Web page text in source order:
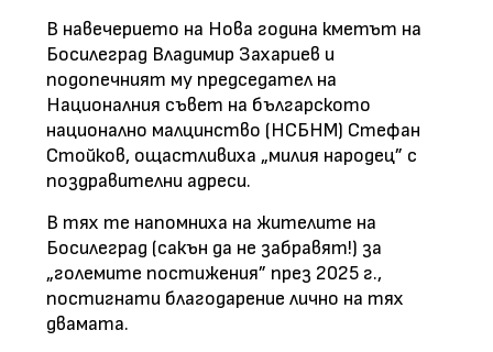
В навечерието на Нова година кметът на
Босилеград Владимир Захариев и
подопечният му председател на
Националния съвет на българското
национално малцинство (НСБНМ) Стефан
Стойков, ощастливиха „милия народец” с
поздравителни адреси.
В тях те напомниха на жителите на
Босилеград (сакън да не забравят!) за
„големите постижения” през 2025 г.,
постигнати благодарение лично на тях
двамата.